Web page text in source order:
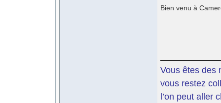
Bien venu à
Vous êtes des
vous restez
l’on peut aller